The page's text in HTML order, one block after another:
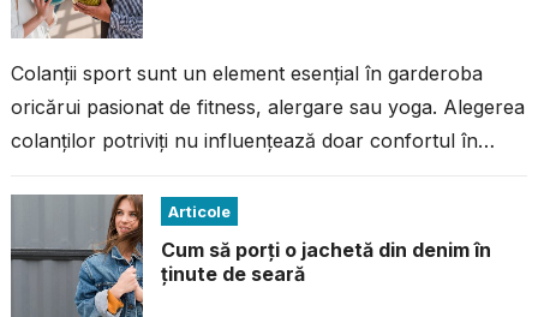
Colanții sport sunt un element esențial în garderoba
oricărui pasionat de fitness, alergare sau yoga. Alegerea
colanților potriviți nu influențează doar confortul în
Articole
Cum să porți o jachetă din denim în
ținute de seară